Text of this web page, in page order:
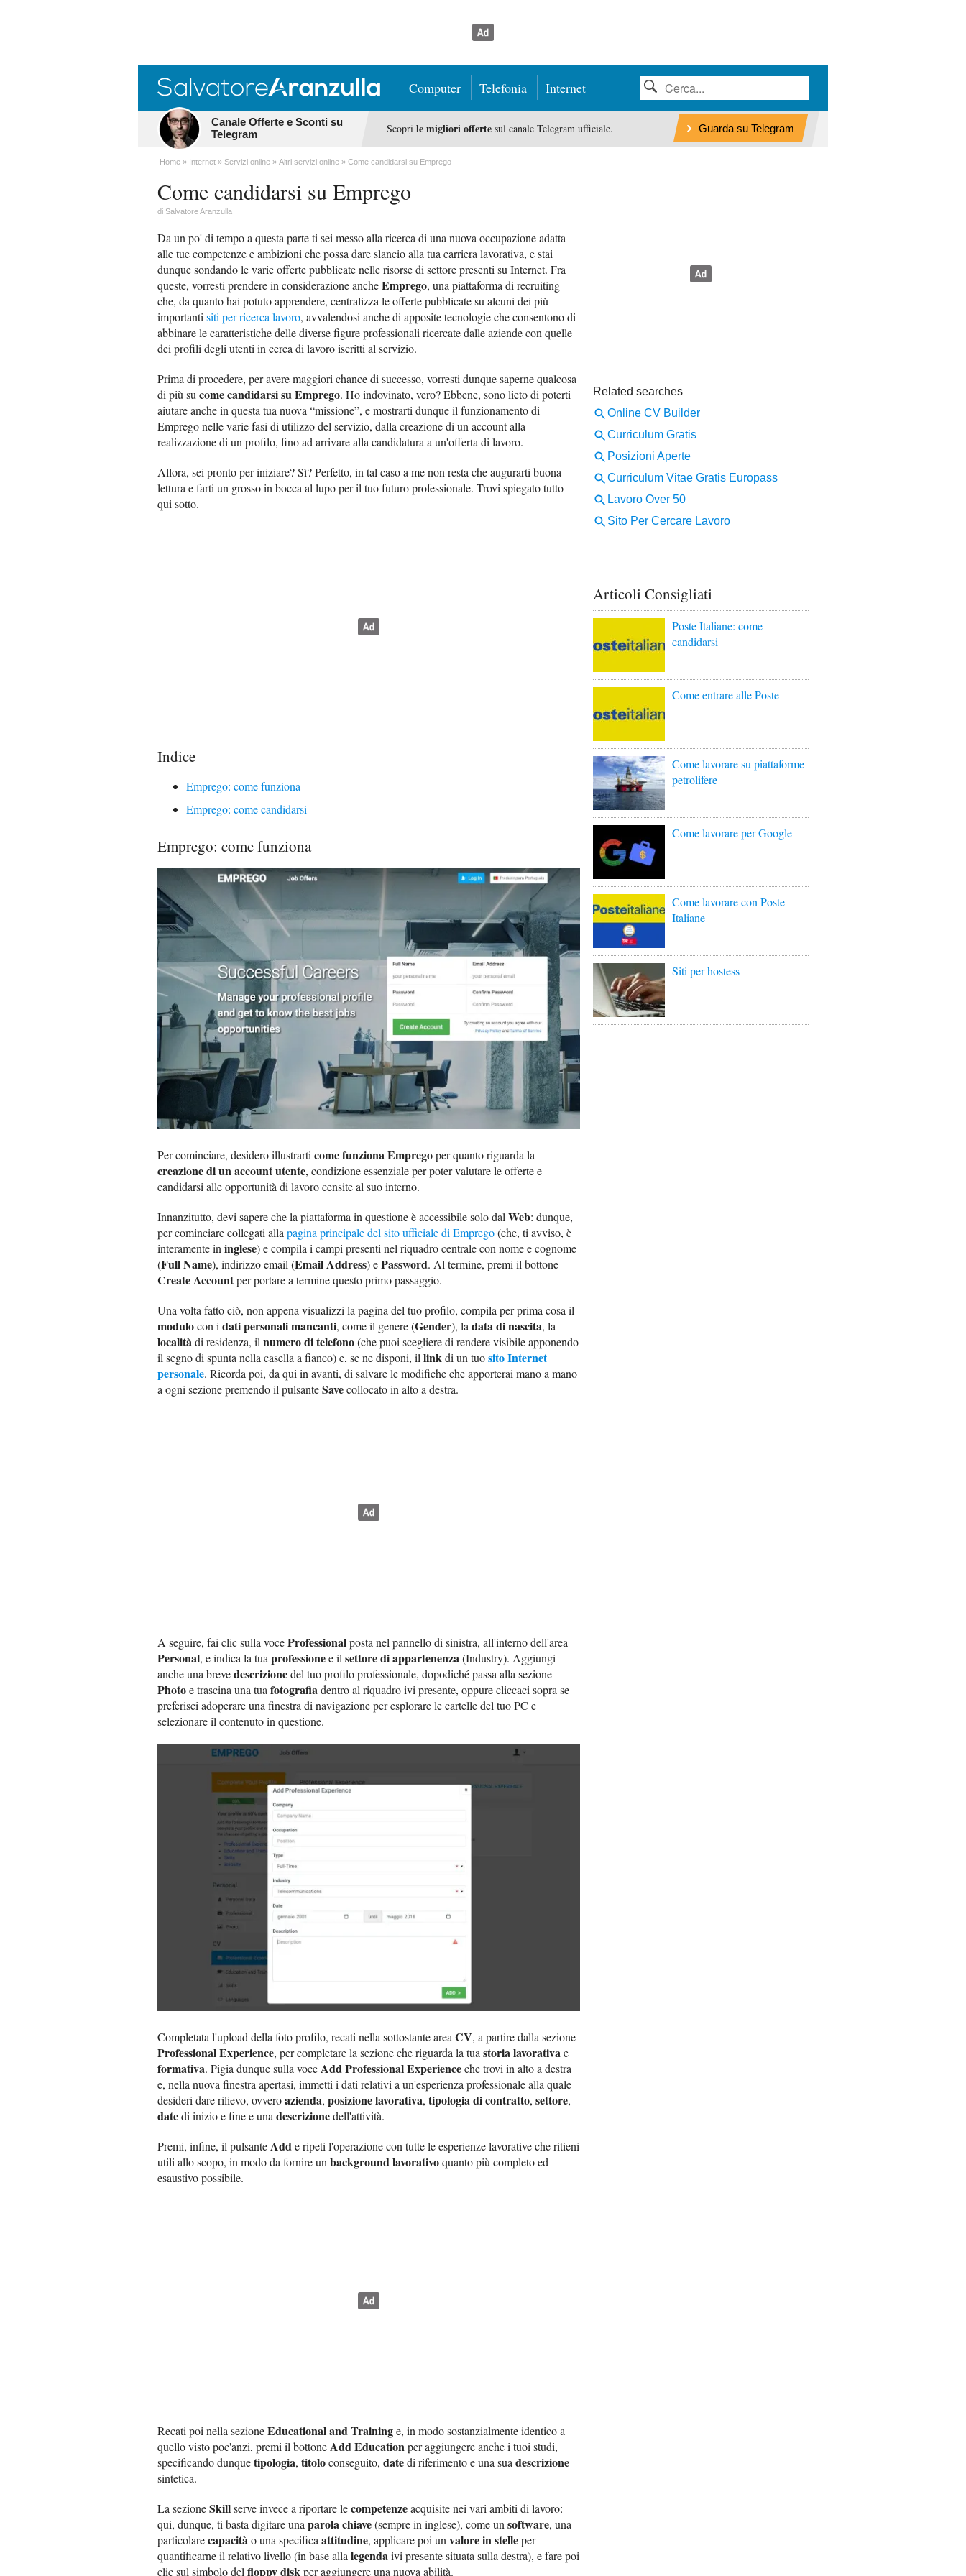
Computer Telefonia Internet
Canale Offerte e Sconti su
Telegram
Scopri le migliori offertesul canale Telegram ufficiale. Guarda su Telegram
Home Internet Servizi online Altri servizi online Come candidarsi su Emprego
Come candidarsi su Emprego
di Salvatore Aranzulla
Da un po' di tempo a questa parte ti sei messo alla ricerca di una nuova occupazione adatta
alle tue competenze e ambizioni che possa dare slancio alla tua carriera lavorativa, e stai
dunque sondando le varie offerte pubblicate nelle risorse di settore presenti su Internet. Fra
queste, vorresti prendere in considerazione ancheEmprego, una piattaforma di recruiting
che, da quanto hai potuto apprendere, centralizza le offerte pubblicate su alcuni dei più
importanti siti per ricerca lavoro, avvalendosi anche di apposite tecnologie che consentono di
abbinare le caratteristiche delle diverse figure professionali ricercate dalle aziende con quelle
dei profili degli utenti in cerca di lavoro iscritti al servizio.
Prima di procedere, per avere maggiori chance di successo, vorresti dunque saperne qualcosa
di più su come candidarsi su Emprego. Ho indovinato, vero? Ebbene, sono lieto di poterti
aiutare anche in questa tua nuova “missione”, e mostrarti dunque il funzionamento di
Emprego nelle varie fasi di utilizzo del servizio, dalla creazione di un account alla
realizzazione di un profilo, fino ad arrivare alla candidatura a un'offerta di lavoro.
Allora, sei pronto per iniziare? Sì? Perfetto, in tal caso a me non resta che augurarti buona
lettura e farti un grosso in bocca al lupo per il tuo futuro professionale. Trovi spiegato tutto
qui sotto.
Indice
Emprego: come funziona
Emprego: come candidarsi
Emprego: come funziona
Per cominciare, desidero illustrarticome funziona Empregoper quanto riguarda la
creazione di un account utente, condizione essenziale per poter valutare le offerte e
candidarsi alle opportunità di lavoro censite al suo interno.
Innanzitutto, devi sapere che la piattaforma in questione è accessibile solo dalWeb: dunque,
per cominciare collegati allapagina principale del sito ufficiale di Emprego(che, ti avviso, è
interamente ininglese) e compila i campi presenti nel riquadro centrale con nome e cognome
(Full Name), indirizzo email (Email Address) ePassword. Al termine, premi il bottone
Create Accountper portare a termine questo primo passaggio.
Una volta fatto ciò, non appena visualizzi la pagina del tuo profilo, compila per prima cosa il
modulocon idati personali mancanti, come il genere (Gender), ladata di nascita, la
localitàdi residenza, ilnumero di telefono(che puoi scegliere di rendere visibile apponendo
il segno di spunta nella casella a fianco) e, se ne disponi, illinkdi un tuosito Internet
personale. Ricorda poi, da qui in avanti, di salvare le modifiche che apporterai mano a mano
a ogni sezione premendo il pulsanteSavecollocato in alto a destra.
A seguire, fai clic sulla voceProfessionalposta nel pannello di sinistra, all'interno dell'area
Personal, e indica la tuaprofessionee ilsettore di appartenenza(Industry). Aggiungi
anche una brevedescrizionedel tuo profilo professionale, dopodiché passa alla sezione
Photoe trascina una tuafotografiadentro al riquadro ivi presente, oppure cliccaci sopra se
preferisci adoperare una finestra di navigazione per esplorare le cartelle del tuo PC e
selezionare il contenuto in questione.
Completata l'upload della foto profilo, recati nella sottostante area CV, a partire dalla sezione
Professional Experience, per completare la sezione che riguarda la tua storia lavorativa e
formativa. Pigia dunque sulla voce Add Professional Experienceche trovi in alto a destra
e, nella nuova finestra apertasi, immetti i dati relativi a un'esperienza professionale alla quale
desideri dare rilievo, ovveroazienda, posizione lavorativa, tipologia di contratto, settore,
datedi inizio e fine e una descrizionedell'attività.
Premi, infine, il pulsante Add e ripeti l'operazione con tutte le esperienze lavorative che ritieni
utili allo scopo, in modo da fornire un background lavorativoquanto più completo ed
esaustivo possibile.
Recati poi nella sezioneEducational and Traininge, in modo sostanzialmente identico a
quello visto poc'anzi, premi il bottone Add Education per aggiungere anche i tuoi studi,
specificando dunquetipologia, titoloconseguito, datedi riferimento e una sua descrizione
sintetica.
La sezioneSkillserve invece a riportare lecompetenzeacquisite nei vari ambiti di lavoro:
qui, dunque, ti basta digitare una parola chiave(sempre in inglese), come un software, una
particolarecapacità o una specifica attitudine, applicare poi un valore in stelleper
quantificarne il relativo livello (in base alla legenda ivi presente situata sulla destra), e fare poi
clic sul simbolo del floppy disk per aggiungere una nuova abilità.
Articoli Consigliati
Poste Italiane: come
candidarsi
Come entrare alle Poste
Come lavorare su piattaforme
petrolifere
Come lavorare per Google
Come lavorare con Poste
Italiane
Siti per hostess